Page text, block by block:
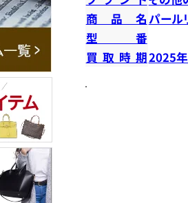
商品名 パール
型番
買取時期2025